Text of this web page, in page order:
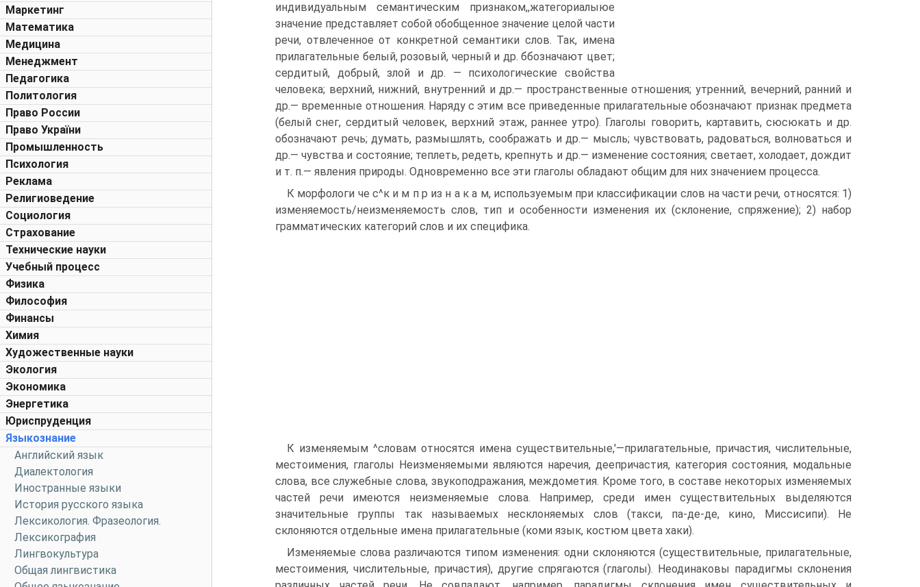
Маркетинг
Математика
Медицина
Менеджмент
Педагогика
Политология
Право России
Право України
Промышленность
Психология
Реклама
Религиоведение
Социология
Страхование
Технические науки
Учебный процесс
Физика
Философия
Финансы
Химия
Художественные науки
Экология
Экономика
Энергетика
Юриспруденция
Языкознание
Английский язык
Диалектология
Иностранные языки
История русского языка
Лексикология. Фразеология.
Лексикография
Лингвокультура
Общая лингвистика
индивидуальным семантическим признаком,,жатегориалыюе
значение представляет собой обобщенное значение целой части
речи, отвлеченное от конкретной семантики слов. Так, имена
прилагательные белый, розовый, черный и др. ббозначают цвет;
сердитый, добрый, злой и др. — психологические свойства
человека; верхний, нижний, внутренний и др.— пространственные отношения; утренний, вечерний, ранний и
др.— временные отношения. Наряду с этим все приведенные прилагательные обозначают признак предмета
(белый снег, сердитый человек, верхний этаж, раннее утро). Глаголы говорить, картавить, сюсюкать и др.
обозначают речь; думать, размышлять, соображать и др.— мысль; чувствовать, радоваться, волноваться и
др.— чувства и состояние; теплеть, редеть, крепнуть и др.— изменение состояния; светает, холодает, дождит
и т. п.— явления природы. Одновременно все эти глаголы обладают общим для них значением процесса.
К морфологи че с^к и м п р из н а к а м, используемым при классификации слов на части речи, относятся: 1)
изменяемость/неизменяемость слов, тип и особенности изменения их (склонение, спряжение); 2) набор
грамматических категорий слов и их специфика.
К изменяемым ^словам относятся имена существительные,'—прилагательные, причастия, числительные,
местоимения, глаголы Неизменяемыми являются наречия, деепричастия, категория состояния, модальные
слова, все служебные слова, звукоподражания, междометия. Кроме того, в составе некоторых изменяемых
частей речи имеются неизменяемые слова. Например, среди имен существительных выделяются
значительные группы так называемых несклоняемых слов (такси, па-де-де, кино, Миссисипи). Не
склоняются отдельные имена прилагательные (коми язык, костюм цвета хаки).
Изменяемые слова различаются типом изменения: одни склоняются (существительные, прилагательные,
местоимения, числительные, причастия), другие спрягаются (глаголы). Неодинаковы парадигмы склонения